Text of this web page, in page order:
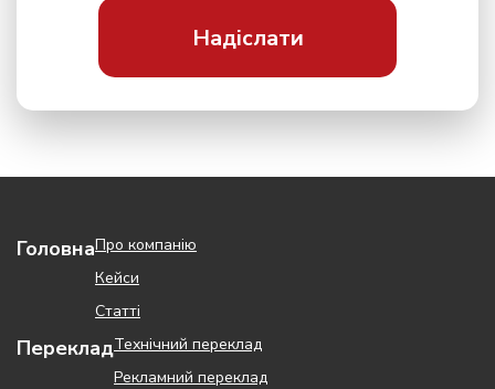
ГоловнаПро компанію
Кейси
Статті
ПерекладТехнічний переклад
Рекламний переклад